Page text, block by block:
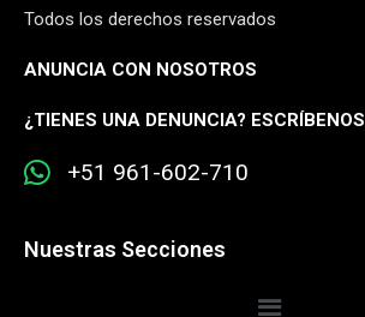
Todos los derechos reservados
ANUNCIA CON NOSOTROS
¿TIENES UNA DENUNCIA? ESCRÍBENOS
+51 961-602-710
Nuestras Secciones